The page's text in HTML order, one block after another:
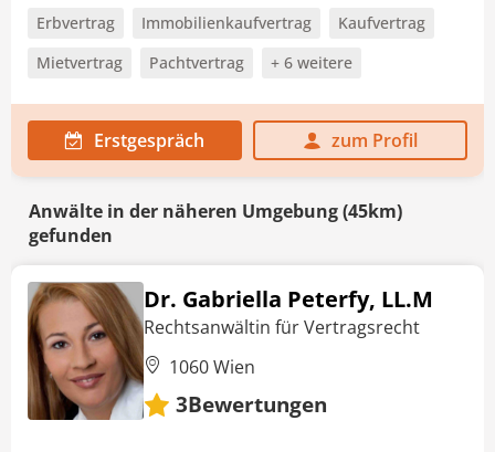
Erbvertrag Immobilienkaufvertrag
Kaufvertrag
Mietvertrag
Pachtvertrag + 6 weitere
Erstgespräch zum Profil
Anwälte in der näheren Umgebung (45km)
gefunden
Dr. Gabriella Peterfy, LL.M
Rechtsanwältin für Vertragsrecht
1060 Wien
3Bewertungen